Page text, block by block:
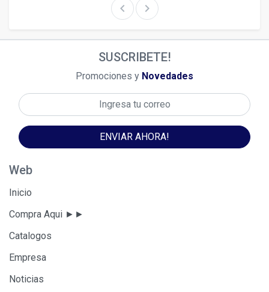
chevron_left chevron_right
SUSCRIBETE!
Promociones y Novedades
ENVIAR AHORA!
Web
Inicio
Compra Aqui ►►
Catalogos
Empresa
Noticias